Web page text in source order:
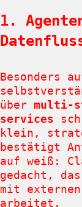
1.
Besonders
über multi-
services
klein,
bestätigt
auf weiß:
gedacht,
mit externen
arbeitet.